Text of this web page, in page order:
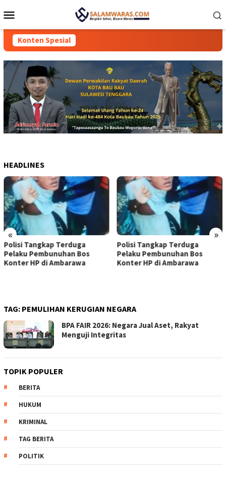
ke
Mobile
Konten Spesial
HEADLINES
« »
Polisi Tangkap Terduga
Pelaku Pembunuhan Bos
Konter HP di Ambarawa
Polisi Tangkap Terduga
Pelaku Pembunuhan Bos
Konter HP di Ambarawa
TAG: PEMULIHAN KERUGIAN NEGARA
BPA FAIR 2026: Negara Jual Aset, Rakyat
Menguji Integritas
TOPIK POPULER
BERITA
HUKUM
KRIMINAL
TAG BERITA
POLITIK